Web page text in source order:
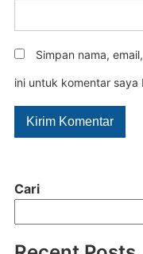
Cari
Simpan nama,
ini untuk komentar saya